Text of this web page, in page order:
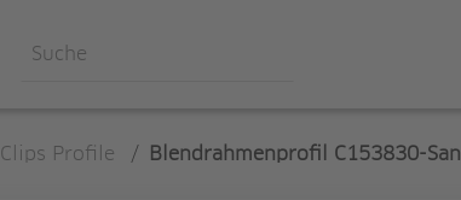
Clips Profile / Blendrahmenprofil C153830-